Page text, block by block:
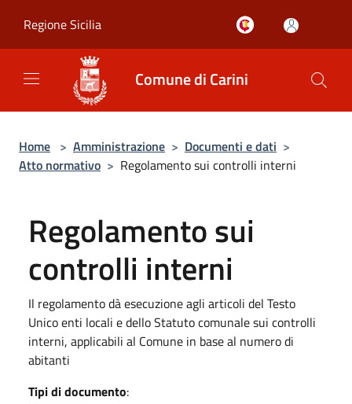
Regione Sicilia
Comune di Carini
Home > Amministrazione > Documenti e dati >
Atto normativo > Regolamento sui controlli interni
Regolamento sui
controlli interni
Il regolamento dà esecuzione agli articoli del Testo
Unico enti locali e dello Statuto comunale sui controlli
interni, applicabili al Comune in base al numero di
abitanti
Tipi di documento: